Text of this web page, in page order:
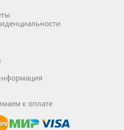
к оплате